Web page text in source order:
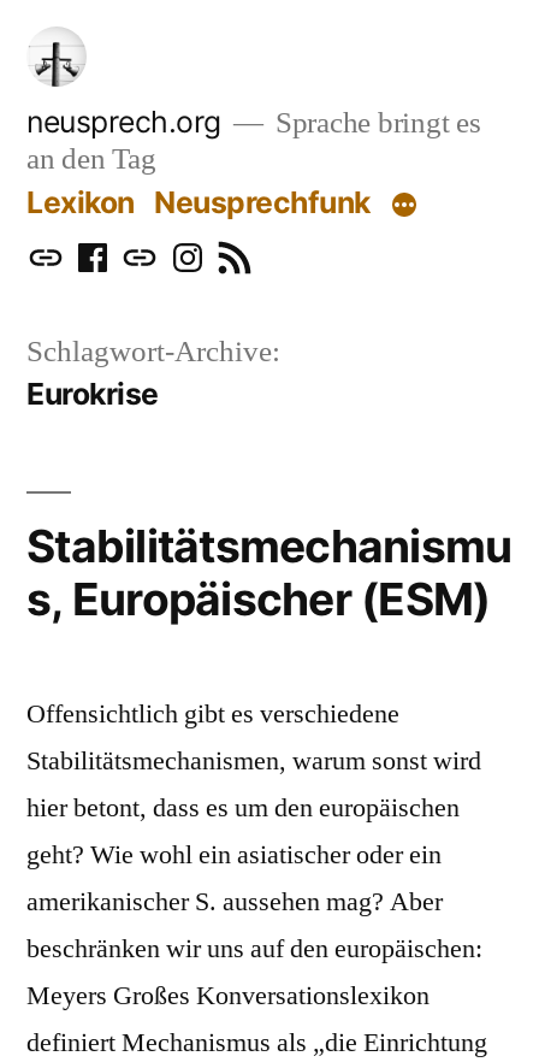
Zum
Inhalt
springen
neusprech.org
Sprache bringt es
an den Tag
Lexikon Neusprechfunk
MastodonFacebook
BlueskyInstagram
RSS
Schlagwort-Archive:
Eurokrise
Stabilitätsmechanismu
s, Europäischer (ESM)
Offensichtlich gibt es verschiedene
Stabilitätsmechanismen, warum sonst wird
hier betont, dass es um den europäischen
geht? Wie wohl ein asiatischer oder ein
amerikanischer S. aussehen mag? Aber
beschränken wir uns auf den europäischen:
Meyers Großes Konversationslexikon
definiert Mechanismus als „die Einrichtung